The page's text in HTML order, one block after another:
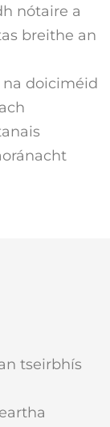
nótaire a
breithe an
na doiciméid
tseirbhís